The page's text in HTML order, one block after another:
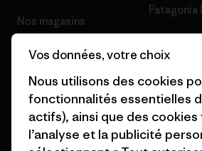
Nos magasins
Patagonia
© 2026 Patagonia, Inc. All Rights Reserved.
Vos données, votre choix
Nous utilisons des cookies
fonctionnalités essentielles
actifs), ainsi que des
l’analyse et la publicité